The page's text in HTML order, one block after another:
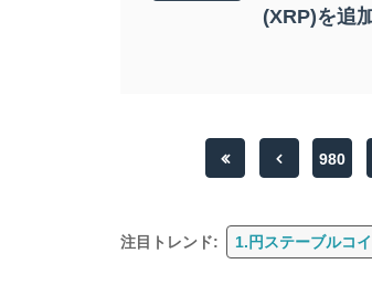
(XRP)を追
980
注目トレンド: 1.円ステーブルコ